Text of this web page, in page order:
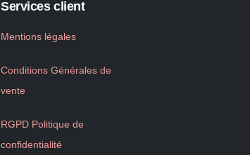
Services client
Mentions légales
Conditions Générales de
vente
RGPD Politique de
confidentialité